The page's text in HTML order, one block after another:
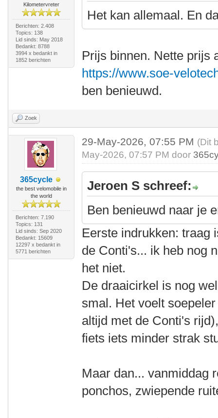
Kilometervreter
Berichten: 2.408
Topics: 138
Lid sinds: May 2018
Bedankt: 8788
3994 x bedankt in
1852 berichten
Het kan allemaal. En
Prijs binnen. Nette prijs
https://www.soe-
ben benieuwd.
Zoek
365cycle
the best velomobile in
the world
Berichten: 7.190
Topics: 131
Lid sinds: Sep 2020
Bedankt: 15609
12297 x bedankt in
5771 berichten
29-May-2026, 07:55 PM (Dit
May-2026, 07:57 PM door
Jeroen S schreef:
Ben benieuwd naar je
Eerste indrukken: traag
de Conti's... ik heb nog
het niet.
De draaicirkel is nog
smal. Het voelt
altijd met de Conti's
fiets iets minder strak
Maar dan... vanmiddag
ponchos, zwiepende